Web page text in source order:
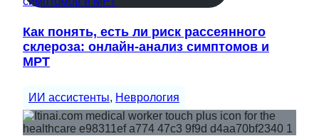
Как понять, есть ли риск рассеянного
склероза: онлайн-анализ симптомов и
МРТ
ИИ ассистенты, Неврология